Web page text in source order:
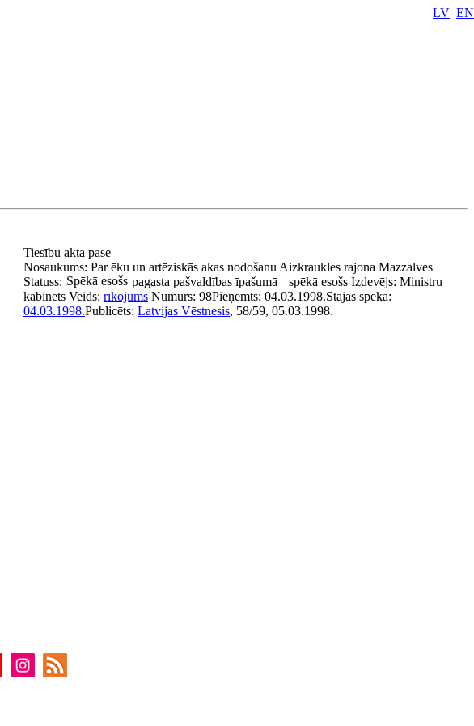
LV EN
Tiesību akta pase
Nosaukums: Par ēku un artēziskās akas nodošanu Aizkraukles rajona Mazzalves
pagasta pašvaldības īpašumā
Statuss: Spēkā esošs spēkā esošs Izdevējs: Ministru
kabinets Veids: rīkojums Numurs: 98Pieņemts: 04.03.1998.Stājas spēkā:
04.03.1998.Publicēts: Latvijas Vēstnesis, 58/59, 05.03.1998.